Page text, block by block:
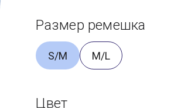
Размер ремешка
S/M M/L
Цвет